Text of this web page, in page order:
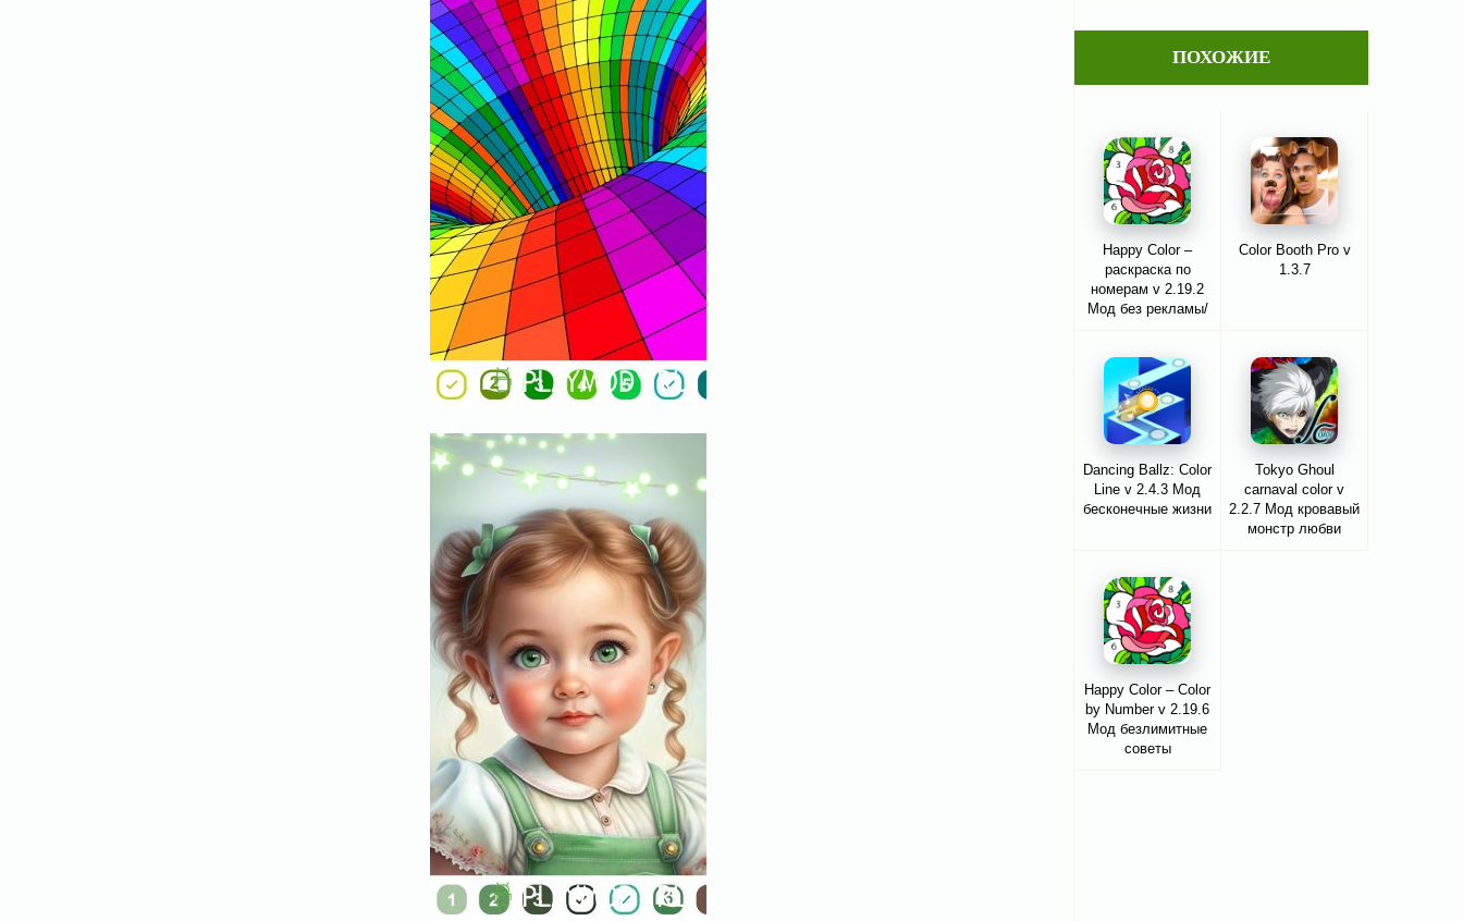
ПОХОЖИЕ
Happy Color –
раскраска по
номерам v 2.19.2
Мод без рекламы/
Color Booth Pro v
1.3.7
Dancing Ballz: Color
Line v 2.4.3 Мод
бесконечные жизни
Tokyo Ghoul
carnaval color v
2.2.7 Мод кровавый
монстр любви
Happy Color – Color
by Number v 2.19.6
Мод безлимитные
советы